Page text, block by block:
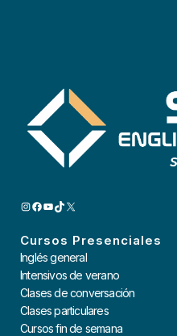
INSTAGRAM
FACEBOOK
YOUTUBE
TIKTOK
X
Cursos Presenciales
Inglés general
Intensivos de verano
Clases de conversación
Clases particulares
Cursos fin de semana